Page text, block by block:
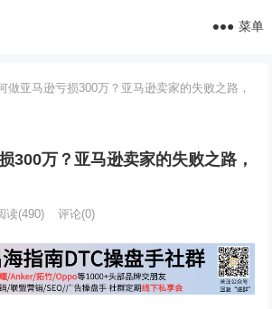
菜单
做亚马逊亏损300万？亚马逊卖家的失败之路，
300万？亚马逊卖家的失败之路，
读(490) 评论(0)